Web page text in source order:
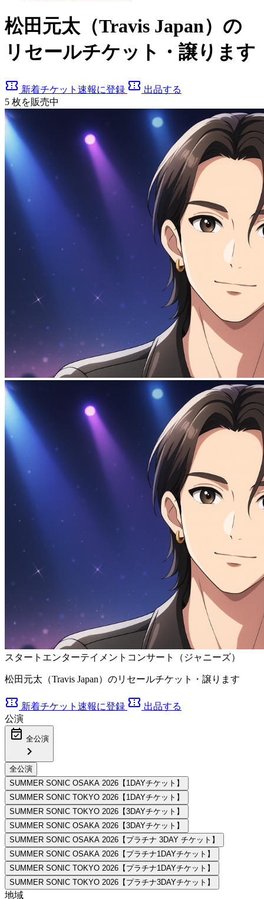
松田元太（Travis Japan）の
リセールチケット・譲ります
confirmation_number 新着チケット速報に登録 confirmation_number 出品する
5 枚を販売中
スタートエンターテイメントコンサート（ジャニーズ）
松田元太（Travis Japan）のリセールチケット・譲ります
confirmation_number 新着チケット速報に登録 confirmation_number 出品する
公演
event_available 全公演
chevron_right
地域